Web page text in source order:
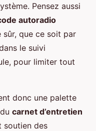
Pensez aussi
autoradio
sûr, que ce soit par
le suivi
pour limiter tout
donc une palette
carnet d’entretien
soutien des